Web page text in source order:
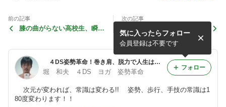
前の記事
膝の曲がらない高校生、瞬
次の記事
変化を恐れず、変化を楽しめ
♪１１６３
４DS姿勢革命！巻き肩、脱力で人生は好転する♪堀和夫
堀 和夫 ４DS ヨガ 姿勢革命
80度変わります！！
気に入ったらフォロー
会員登録は不要です
フォロー